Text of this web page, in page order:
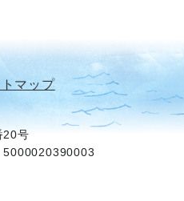
マップ
20号
5000020390003